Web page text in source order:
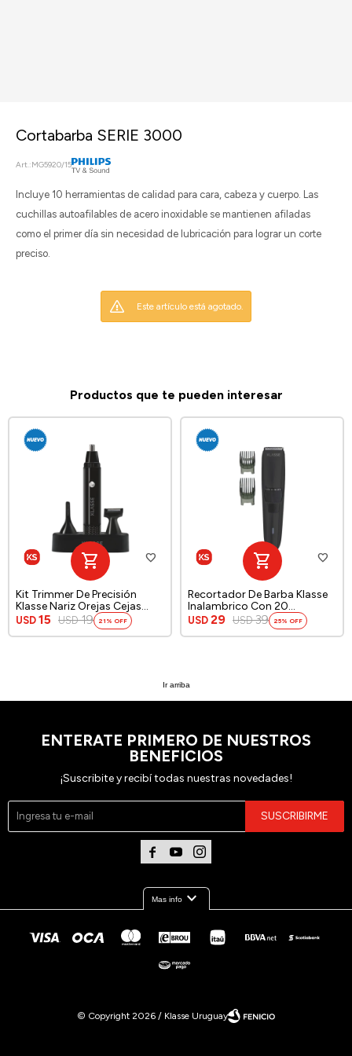
Cortabarba SERIE 3000
MG5920/15
Incluye 10 herramientas de calidad para cara, cabeza y cuerpo. Las
cuchillas autoafilables de acero inoxidable se mantienen afiladas
como el primer día sin necesidad de lubricación para lograr un corte
preciso.
Este artículo está agotado.
Productos que te pueden interesar
Kit Trimmer De Precisión
Klasse Nariz Orejas Cejas
Patillas
USD 15 USD 19 21
Recortador De Barba Klasse
Inalambrico Con 20
Longitudes
USD 29 USD 39 25
Ir arriba
ENTERATE PRIMERO DE NUESTROS
BENEFICIOS
¡Suscribite y recibí todas nuestras novedades!
SUSCRIBIRME
  
Mas infoexpand_more
© Copyright 2026 / Klasse Uruguay